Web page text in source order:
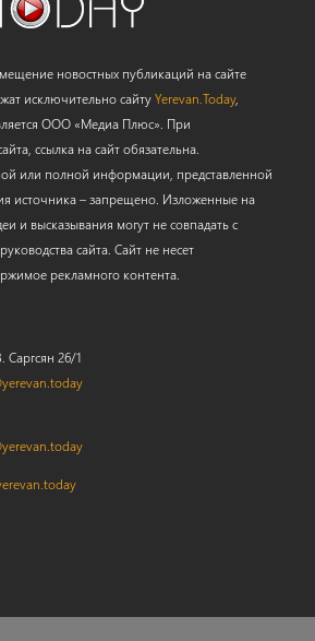
новостных публикаций на сайте
исключительно сайтуYerevan.Today,
ООО «Медиа Плюс». При
ссылка на сайт обязательна.
или полной информации, представленной
источника – запрещено. Изложенные на
и высказывания могут не совпадать с
сайта. Сайт не несет
рекламного контента.
Саргсян 26/1